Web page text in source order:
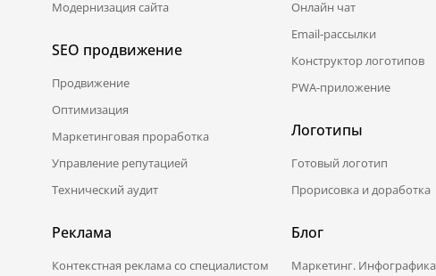
Модернизация сайта
SEO продвижение
Продвижение
Оптимизация
Маркетинговая проработка
Управление репутацией
Технический аудит
Реклама
Контекстная реклама со специалистом
Онлайн чат
Email-рассылки
Конструктор логотипов
PWA-приложение
Логотипы
Готовый логотип
Прорисовка и доработка
Блог
Маркетинг. Инфографика